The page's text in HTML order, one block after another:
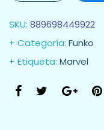
SKU: 889698449922
Categoría: Funko
Etiqueta: Marvel